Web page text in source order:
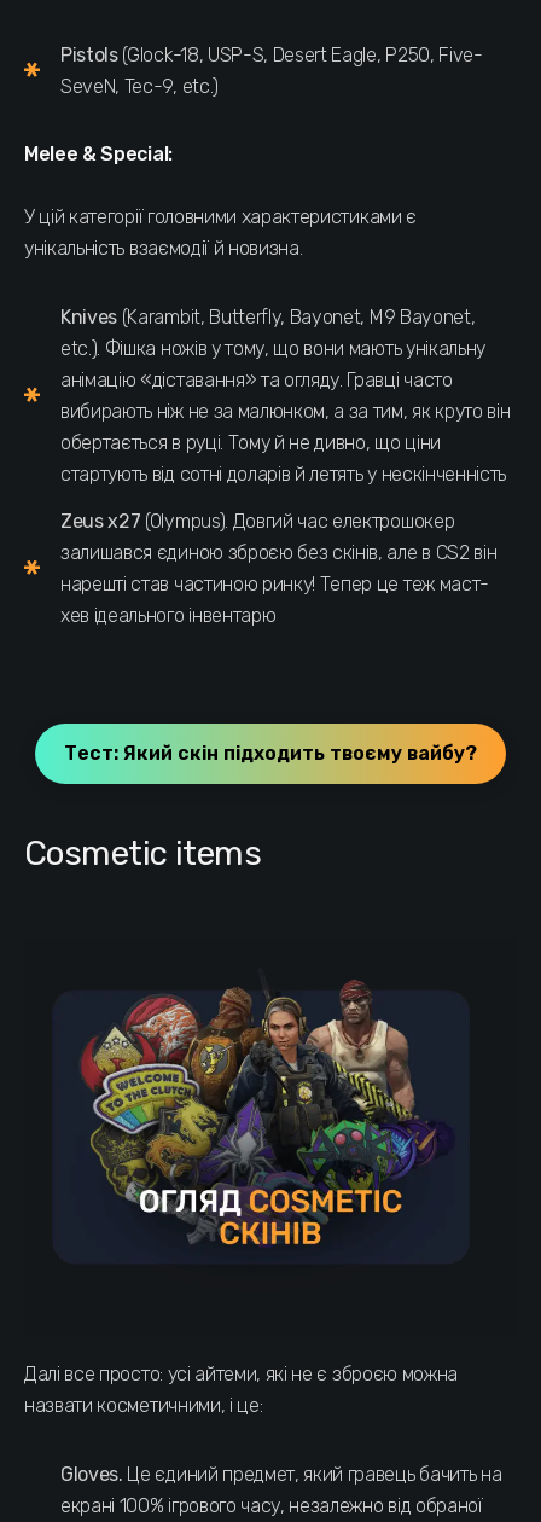
Pistols (Glock-18, USP-S, Desert Eagle, P250, Five-
SeveN, Tec-9, etc.)
Melee & Special:
У цій категорії головними характеристиками є
унікальність взаємодії й новизна.
Knives (Karambit, Butterfly, Bayonet, M9 Bayonet,
etc.). Фішка ножів у тому, що вони мають унікальну
анімацію «діставання» та огляду. Гравці часто
вибирають ніж не за малюнком, а за тим, як круто він
обертається в руці. Тому й не дивно, що ціни
стартують від сотні доларів й летять у нескінченність
Zeus x27 (Olympus). Довгий час електрошокер
залишався єдиною зброєю без скінів, але в CS2 він
нарешті став частиною ринку! Тепер це теж маст-
хев ідеального інвентарю
Тест: Який скін підходить твоєму вайбу?
Cosmetic items
Далі все просто: усі айтеми, які не є зброєю можна
назвати косметичними, і це:
Gloves. Це єдиний предмет, який гравець бачить на
екрані 100% ігрового часу, незалежно від обраної